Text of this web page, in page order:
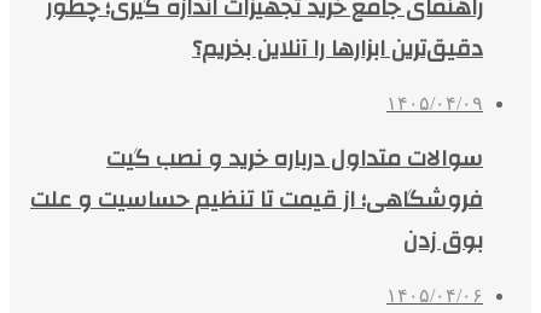
دقیق‌ترین ابزارها را آنلاین بخریم؟
۱۴۰۵/۰۴/۰۹
سوالات متداول درباره خرید و نصب گیت
فروشگاهی؛ از قیمت تا تنظیم حساسیت و علت
بوق زدن
۱۴۰۵/۰۴/۰۶